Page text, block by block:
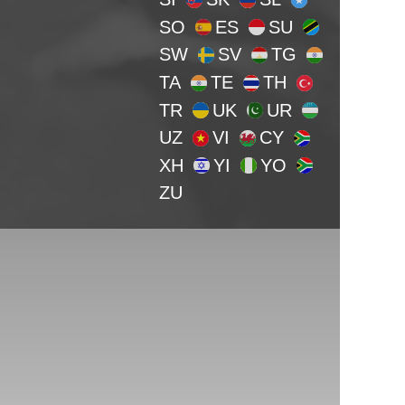
SO
ES
SU
SW
SV
TG
TA
TE
TH
TR
UK
UR
UZ
VI
CY
XH
YI
YO
ZU